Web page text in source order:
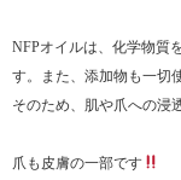
NFPオイルは、化学物質
す。また、添加物も一切
そのため、肌や爪への浸
爪も皮膚の一部です